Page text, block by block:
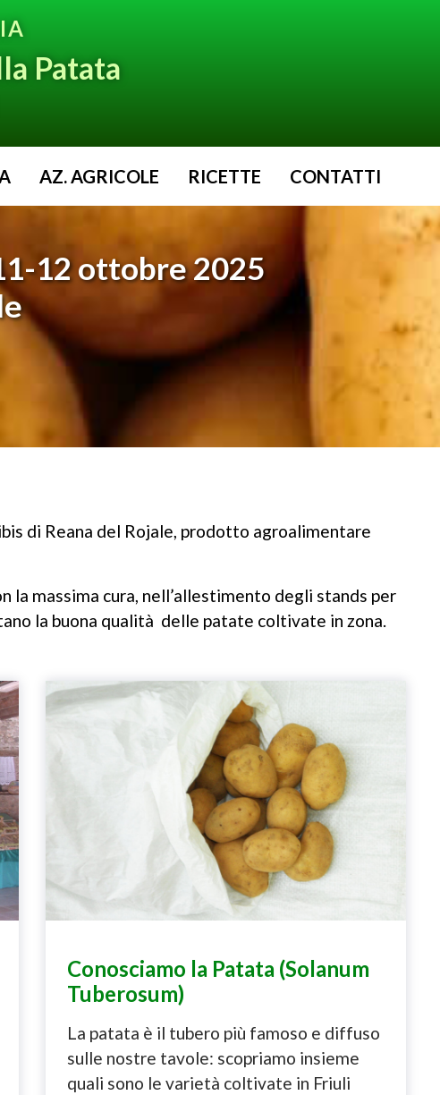
Patata
AZ. AGRICOLE RICETTE CONTATTI
12 ottobre 2025
di Reana del Rojale, prodotto agroalimentare
la massima cura, nell’allestimento degli stands per
la buona qualità delle patate coltivate in zona.
Conosciamo la Patata (Solanum
Tuberosum)
La patata è il tubero più famoso e diffuso
sulle nostre tavole: scopriamo insieme
quali sono le varietà coltivate in Friuli